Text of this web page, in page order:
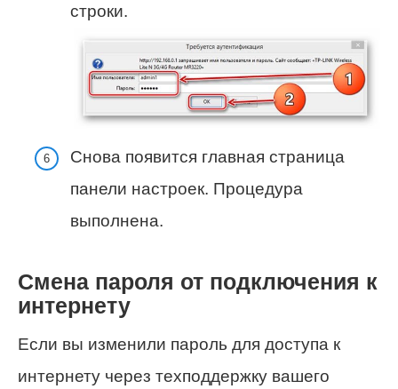
строки.
Снова появится главная страница
панели настроек. Процедура
выполнена.
Смена пароля от подключения к
интернету
Если вы изменили пароль для доступа к
интернету через техподдержку вашего